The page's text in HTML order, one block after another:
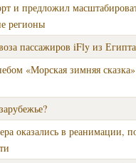
и предложил
регионы
пассажиров iFly из Египта
«Морская зимняя сказка»
оказались в реанимации,